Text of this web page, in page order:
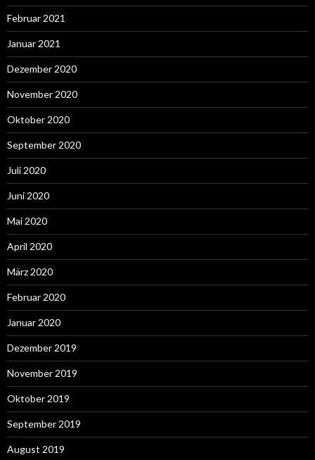
Februar 2021
Januar 2021
Dezember 2020
November 2020
Oktober 2020
September 2020
Juli 2020
Juni 2020
Mai 2020
April 2020
März 2020
Februar 2020
Januar 2020
Dezember 2019
November 2019
Oktober 2019
September 2019
August 2019